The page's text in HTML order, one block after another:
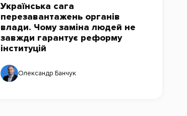
Українська сага
перезавантажень органів
влади. Чому заміна людей не
завжди гарантує реформу
інституцій
Олександр Банчук